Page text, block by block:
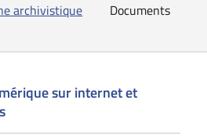
archivistique
Documents
sur internet et